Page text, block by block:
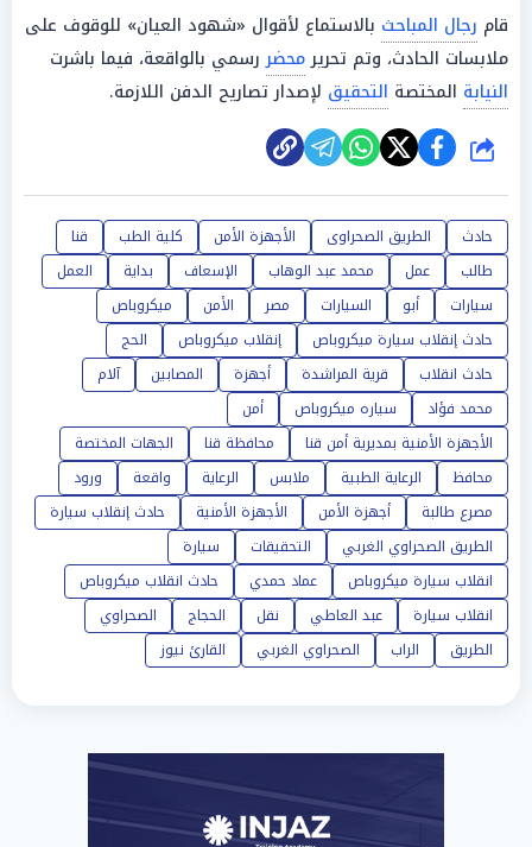
قام رجال المباحث بالاستماع لأقوال «شهود العيان» للوقوف على
ملابسات الحادث، وتم تحريرمحضررسمي بالواقعة، فيما باشرت
النيابة المختصة التحقيق لإصدار تصاريح الدفن اللازمة.
شارك
حادث الطريق الصحراوى الأجهزة الأمن كلية الطب
قنا
طالب
عمل محمد عبد الوهاب الإسعاف بداية
العمل
سيارات
أبو السيارات مصر الأمن
ميكروباص
حادث إنقلاب سيارة ميكروباص
إنقلاب ميكروباص
الحج
حادث انقلاب
قرية المراشدة أجهزة المصابين
آلام
محمد فؤاد
سياره ميكروباص
أمن
الأجهزة الأمنية بمديرية أمن قنا
محافظة قنا
الجهات المختصة
محافظ
الرعاية الطبية ملابس الرعاية واقعة
ورود
مصرع طالبة
أجهزة الأمن الأجهزة الأمنية
حادث إنقلاب سيارة
الطريق الصحراوي الغربي
التحقيقات
سيارة
انقلاب سيارة ميكروباص
عماد حمدي
حادث انقلاب ميكروباص
انقلاب سيارة
عبد العاطي نقل الحجاج
الصحراوي
الطريق
الراب الصحراوي الغربي القارئ نيوز